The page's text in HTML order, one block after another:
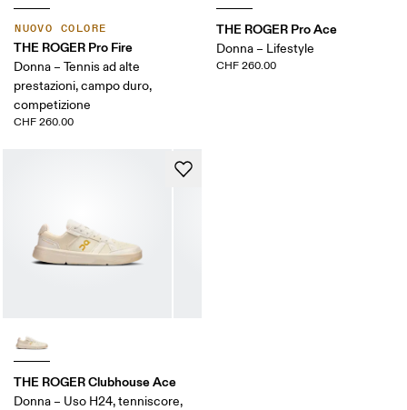
NUOVO COLORE
THE ROGER Pro Fire
Donna – Tennis ad alte
prestazioni, campo duro,
competizione
CHF 260.00
THE ROGER Pro Ace
Donna – Lifestyle
CHF 260.00
THE ROGER Clubhouse Ace
Donna – Uso H24, tenniscore,